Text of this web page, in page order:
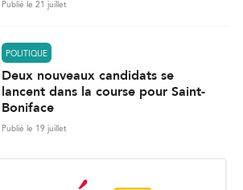
Publié le 21 juillet
POLITIQUE
Deux nouveaux candidats se
lancent dans la course pour Saint-
Boniface
Publié le 19 juillet